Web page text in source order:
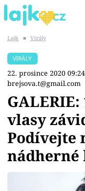
SHOPAHOLICADEL
Témata
Showbyznys
Youtubeři
Lajk ■ Virály
VIRÁLY
22. prosince 2020 09:24
brejsova.t@gmail.com
vlasy
Podívejte